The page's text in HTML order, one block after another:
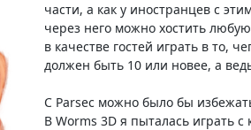
части, а как у иностранцев с
через него можно хостить
в качестве гостей играть в то,
должен быть 10 или новее, а
С Parsec можно было бы
В Worms 3D я пыталась играть